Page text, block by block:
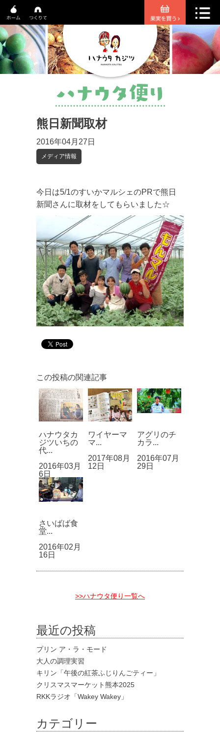
熊日新聞取材
2016年04月27日
メディア情報
今日は5/1のすいかマルシェのPRで熊日
新聞さんに取材をしてもらいました☆
この投稿の関連記事
ハナウタカ
ジツいちの
代...
2016年03月
6日
ワイヤーマ
マ...
2017年08月
12日
アグリのチ
カラ...
2016年07月
29日
さいばば食
堂...
2016年02月
16日
>>ハナウタ便り一覧へ
最近の投稿
プリン ア・ラ・モード
大人の調理実習
キリン「午後の紅茶ふじりんごティー」
クリスマスマーケット熊本2025
RKKラジオ「Wakey Wakey」
カテゴリー